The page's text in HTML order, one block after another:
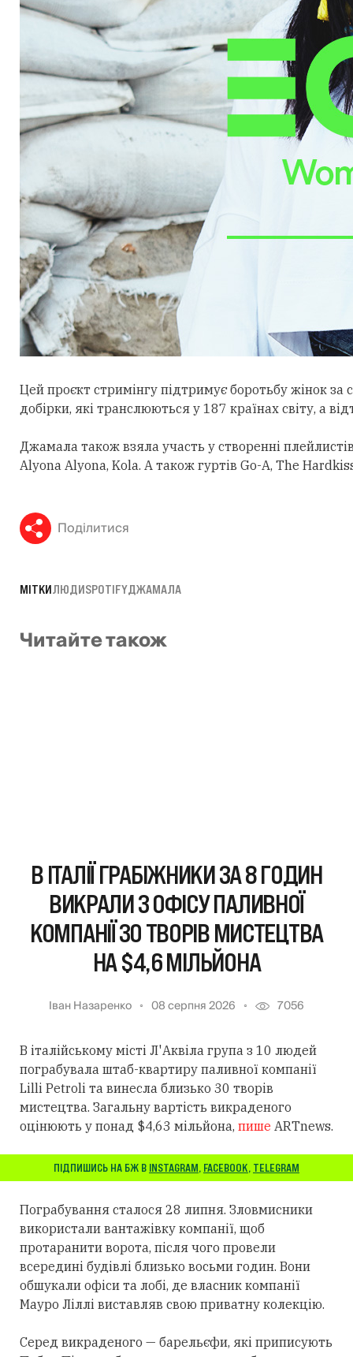
Цей проєкт стримінгу підтримує боротьбу жінок за
добірки, які транслюються у 187 країнах світу, а
Джамала також взяла участь у створенні
Alyona Alyona, Kola. А також гуртів Go-A, The
Поділитися
МІТКИЛЮДИSPOTIFYДЖАМАЛА
Читайте також
В ІТАЛІЇ ГРАБІЖНИКИ ЗА 8 ГОДИН
ВИКРАЛИ З ОФІСУ ПАЛИВНОЇ
КОМПАНІЇ 30 ТВОРІВ МИСТЕЦТВА
НА $4,6 МІЛЬЙОНА
Іван Назаренко 08 серпня 2026 7056
В італійському місті Л'Аквіла група з 10 людей
пограбувала штаб-квартиру паливної компанії
Lilli Petroli та винесла близько 30 творів
мистецтва. Загальну вартість викраденого
оцінюють у понад $4,63 мільйона, пише ARTnews.
ПІДПИШИСЬ НА БЖ В INSTAGRAM, FACEBOOK, TELEGRAM
Пограбування сталося 28 липня. Зловмисники
використали вантажівку компанії, щоб
протаранити ворота, після чого провели
всередині будівлі близько восьми годин. Вони
обшукали офіси та лобі, де власник компанії
Мауро Ліллі виставляв свою приватну колекцію.
Серед викраденого — барельєфи, які приписують